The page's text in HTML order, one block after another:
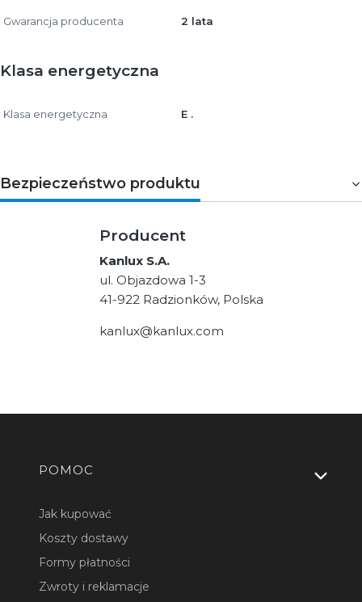
Gwarancja producenta 2 lata
Klasa energetyczna
Klasa energetyczna E .
Bezpieczeństwo produktu
Producent
Kanlux S.A.
ul. Objazdowa 1-3
41-922 Radzionków, Polska
kanlux@kanlux.com
Linki w stopce
POMOC
Jak kupować
Koszty dostawy
Formy płatności
Zwroty i reklamacje